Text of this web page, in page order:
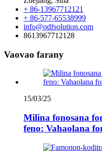
+ 86-13967712121
+ 86-577-65538999
info@odfsolution.com
8613967712128
Vaovao farany
15/03/25
Milina fonosana
feno: Vahaolana